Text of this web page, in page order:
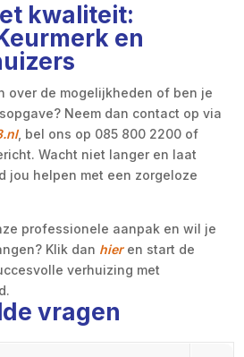
kwaliteit:
en
over de mogelijkheden of ben je
Neem dan contact op via
, bel ons op 085 800 2200 of
Wacht niet langer en laat
jou helpen met een zorgeloze
professionele aanpak en wil je
Klik dan hieren start de
verhuizing met
vragen